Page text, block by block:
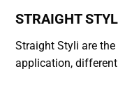
STRAIGHT
Straight Styli are
application,